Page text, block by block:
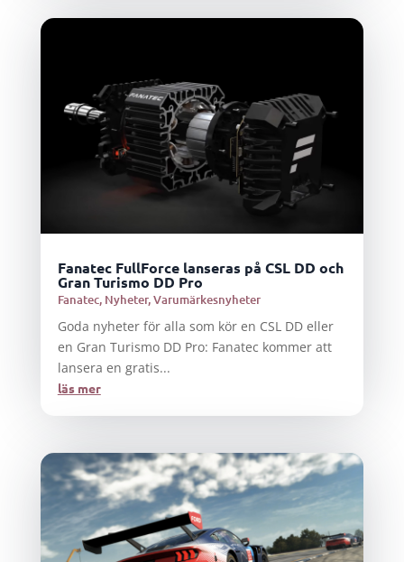
Fanatec FullForce lanseras på CSL DD och
Gran Turismo DD Pro
Fanatec, Nyheter,Varumärkesnyheter
Goda nyheter för alla som kör en CSL DD eller
en Gran Turismo DD Pro: Fanatec kommer att
lansera en gratis...
läs mer